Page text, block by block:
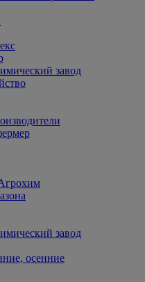
завод
завод
осенние